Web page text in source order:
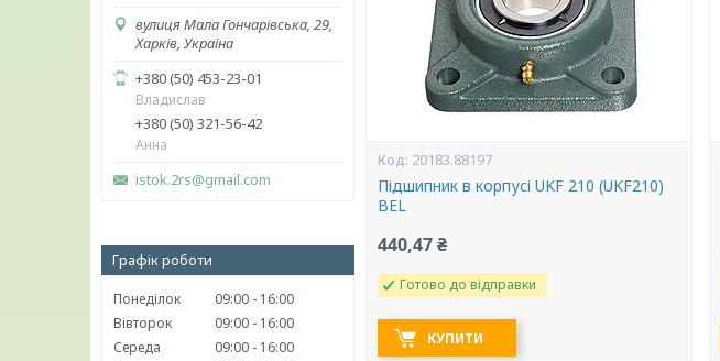
вулиця Мала Гончарівська, 29,
Харків, Україна
+380 (50) 453-23-01
Владислав
+380 (50) 321-56-42
Анна
istok.2rs@gmail.com
Графік роботи
Понеділок 09:00
16:00
Вівторок
09:00
16:00
Середа
09:00
16:00
20183.88197
Підшипник в корпусі UKF 210 (UKF210)
BEL
440,47 ₴
Готово до відправки
КУПИТИ